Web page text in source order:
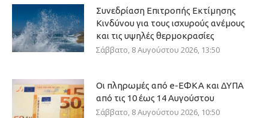
Συνεδρίαση Επιτροπής Εκτίμησης
Κινδύνου για τους ισχυρούς ανέμους
και τις υψηλές θερμοκρασίες
Σάββατο, 8 Αυγούστου 2026, 13:50
Οι πληρωμές από e-ΕΦΚΑ και ΔΥΠΑ
από τις 10 έως 14 Αυγούστου
Σάββατο, 8 Αυγούστου 2026, 10:50